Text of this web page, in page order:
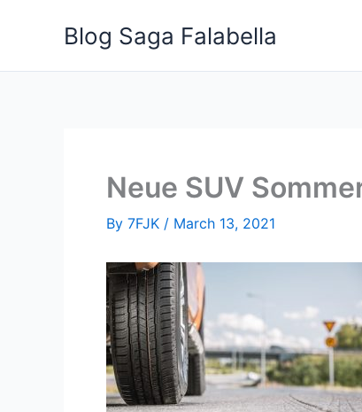
Blog Saga Falabella
Neue SUV
By 7FJK / March 13, 2021